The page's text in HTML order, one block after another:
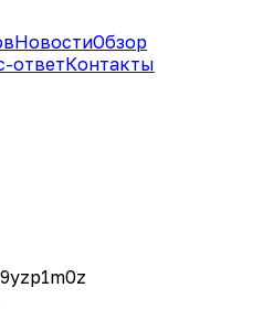
НовостиОбзор
ответКонтакты